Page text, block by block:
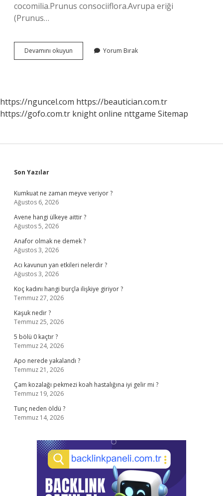
cocomilia.Prunus consociiflora.Avrupa eriği
(Prunus…
Devamını okuyun
Kırmızı
Yorum Bırak
https://nguncel.com https://beautician.com.tr
https://gofo.com.tr knight online nttgame Sitemap
Sidebar
Son Yazılar
Kumkuat ne zaman meyve veriyor ?
Ağustos 6, 2026
Avene hangi ülkeye aittir ?
Ağustos 5, 2026
Anafor olmak ne demek ?
Ağustos 3, 2026
Acı kavunun yan etkileri nelerdir ?
Ağustos 3, 2026
Koç kadını hangi burçla ilişkiye giriyor ?
Temmuz 27, 2026
Kaşuk nedir ?
Temmuz 25, 2026
5 bölü 0 kaçtır ?
Temmuz 24, 2026
Apo nerede yakalandı ?
Temmuz 21, 2026
Çam kozalağı pekmezi koah hastalığına iyi gelir mi ?
Temmuz 19, 2026
Tunç neden öldü ?
Temmuz 14, 2026